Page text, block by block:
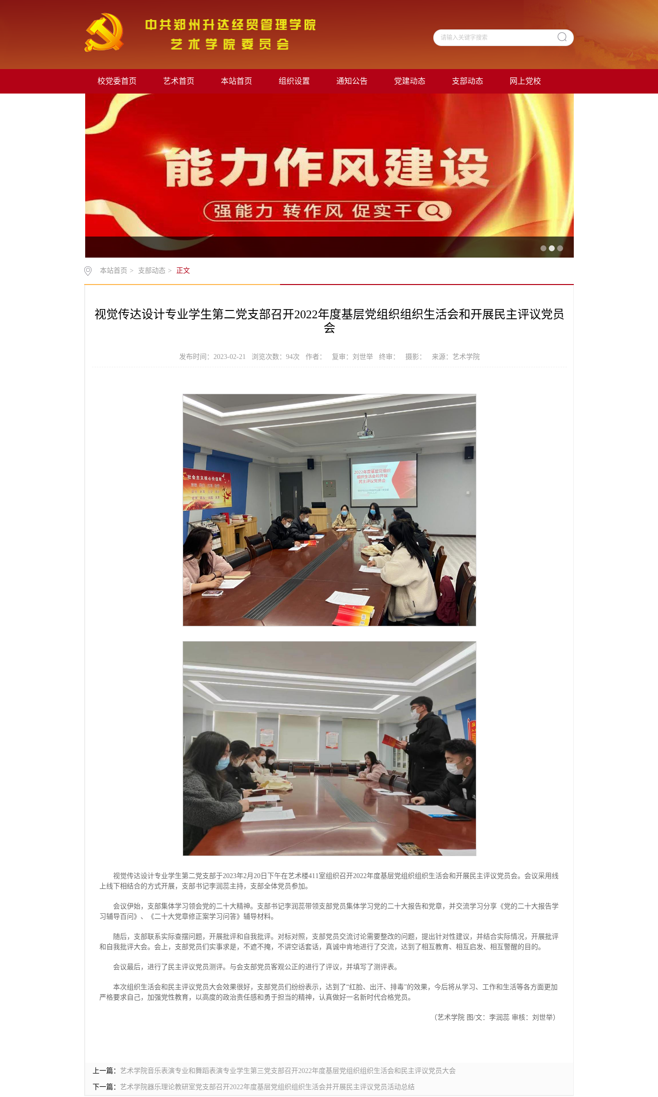
校党委首页 艺术首页 本站首页 组织设置 通知公告 党建动态 支部动态 网上党校
本站首页 > 支部动态 > 正文
视觉传达设计专业学生第二党支部召开2022年度基层党组织组织生活会和开展民主评议党员
会
发布时间：2023-02-21 浏览次数： 94次 作者： 复审：刘世举 终审： 摄影： 来源：艺术学院
视觉传达设计专业学生第二党支部于2023年2月20日下午在艺术楼411室组织召开2022年度基层党组织组织生活会和开展民主评议党员会。会议采用线
上线下相结合的方式开展，支部书记李润蕊主持，支部全体党员参加。
会议伊始，支部集体学习领会党的二十大精神。支部书记李润蕊带领支部党员集体学习党的二十大报告和党章，并交流学习分享《党的二十大报告学
习辅导百问》、《二十大党章修正案学习问答》辅导材料。
随后，支部联系实际查摆问题，开展批评和自我批评。对标对照，支部党员交流讨论需要整改的问题，提出针对性建议，并结合实际情况，开展批评
和自我批评大会。会上，支部党员们实事求是，不遮不掩，不讲空话套话，真诚中肯地进行了交流，达到了相互教育、相互启发、相互警醒的目的。
会议最后，进行了民主评议党员测评。与会支部党员客观公正的进行了评议，并填写了测评表。
本次组织生活会和民主评议党员大会效果很好，支部党员们纷纷表示，达到了“红脸、出汗、排毒”的效果，今后将从学习、工作和生活等各方面更加
严格要求自己，加强党性教育，以高度的政治责任感和勇于担当的精神，认真做好一名新时代合格党员。
（艺术学院 图/文：李润蕊 审核：刘世举）
上一篇： 艺术学院音乐表演专业和舞蹈表演专业学生第三党支部召开2022年度基层党组织组织生活会和民主评议党员大会
下一篇： 艺术学院器乐理论教研室党支部召开2022年度基层党组织组织生活会并开展民主评议党员活动总结